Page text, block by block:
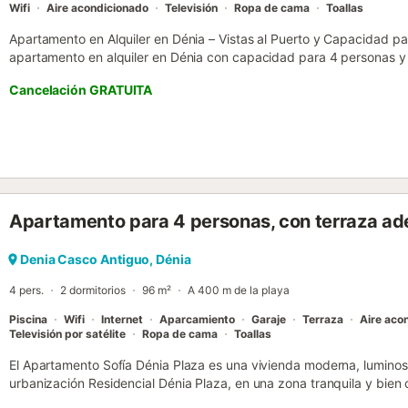
Wifi Aire acondicionado Televisión Ropa de cama Toallas
Apartamento en Alquiler en Dénia – Vistas al Puerto y Capacidad
apartamento en alquiler en Dénia con capacidad para 4 personas
elección ideal para unas vacaciones inolvidables en la Costa
ubicación inmejorable, este apartamento te ofrece vistas
comodidad de tu salón. Relájate mientras disfrutas de
necesarias durante tu estancia: Capacidad para 4 personas, ideal
Descubre lo Mejor de Dénia.El apartamento está situado en el
los restaurantes cercanos. Acceder fácilmente a actividades
el...
Cancelación GRATUITA
Apartamento para 4 personas, con terraza
Denia Casco Antiguo, Dénia
4 pers. 2 dormitorios 96 m² A 400 m de la playa
Piscina Wifi Internet Aparcamiento Garaje Terraza Aire
Televisión por satélite
Ropa de cama Toallas
El Apartamento Sofía Dénia Plaza es una vivienda moderna,
urbanización Residencial Dénia Plaza, en una zona tranquila y